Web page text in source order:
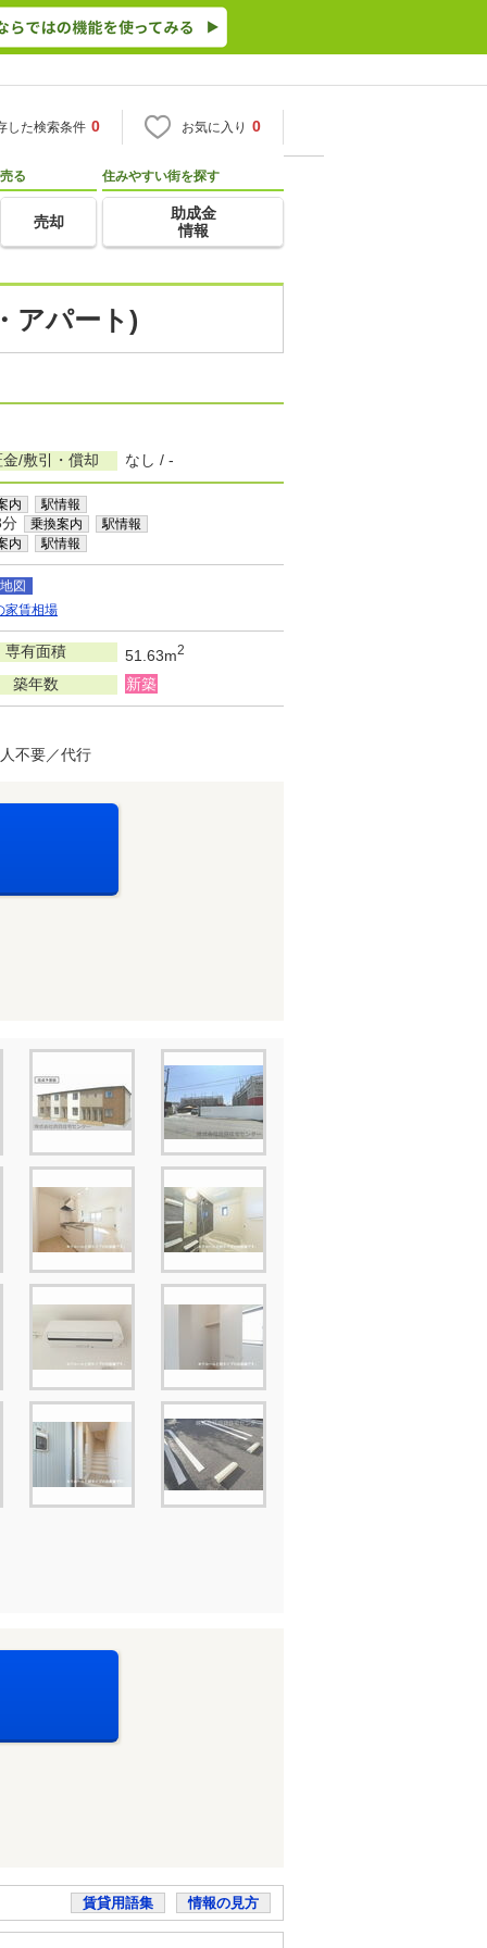
した検索条件 0 お気に入り 0
売る
売却
住みやすい街を探す
助成金
情報
アパート)
/敷引・償却 なし / -
内 駅情報
乗換案内
駅情報
内
駅情報
図
家賃相場
専有面積 51.63m2
築年数 新築
不要／代行
賃貸用語集 情報の見方